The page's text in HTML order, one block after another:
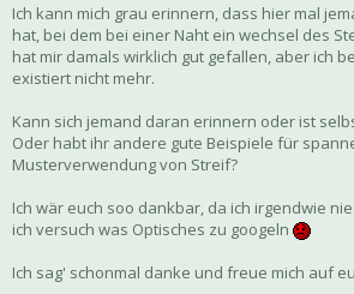
Ich kann mich grau erinnern, dass hier mal
hat, bei dem bei einer Naht ein wechsel des
hat mir damals wirklich gut gefallen, aber ich
existiert nicht mehr.
Kann sich jemand daran erinnern oder ist
Oder habt ihr andere gute Beispiele für
Musterverwendung von Streif?
Ich wär euch soo dankbar, da ich irgendwie
ich versuch was Optisches zu googeln
Ich sag' schonmal danke und freue mich auf